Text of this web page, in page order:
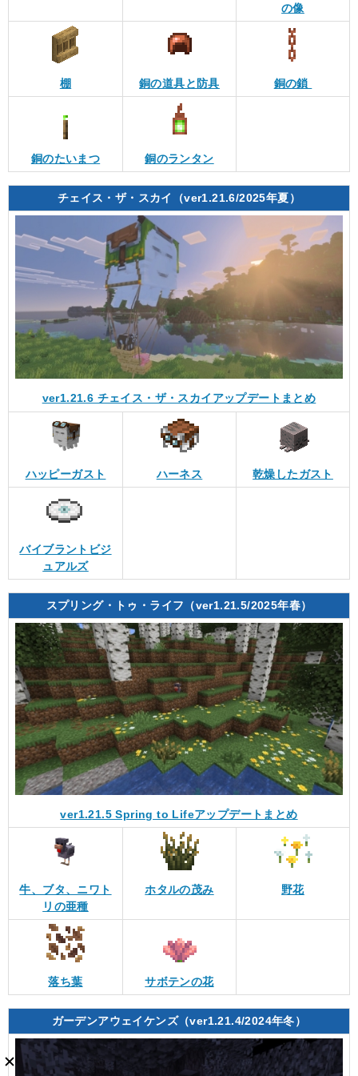
の像
棚 銅の道具と防具 銅の鎖
銅のたいまつ 銅のランタン
チェイス・ザ・スカイ（ver1.21.6/2025年夏）
ver1.21.6 チェイス・ザ・スカイアップデートまとめ
ハッピーガスト ハーネス 乾燥したガスト
バイブラントビジ
ュアルズ
スプリング・トゥ・ライフ（ver1.21.5/2025年春）
ver1.21.5 Spring to Lifeアップデートまとめ
牛、ブタ、ニワト
リの亜種
ホタルの茂み 野花
落ち葉 サボテンの花
ガーデンアウェイケンズ（ver1.21.4/2024年冬）